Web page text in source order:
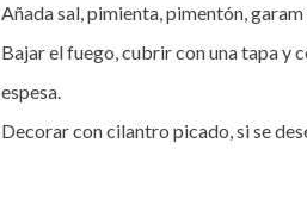
Añada sal, pimienta, pimentón,
Bajar el fuego, cubrir con una tapa y
espesa.
Decorar con cilantro picado, si se